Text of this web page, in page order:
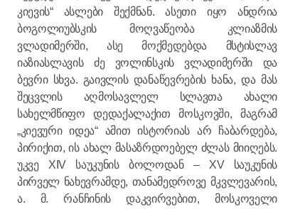
კიევის“ ასლები შექმნან. ასეთი იყო ანდრია
ბოგოლიუბსკის მოღვაწეობა კლიაზმის
ვლადიმერში, ასე მოქმედებდა მსტისლავ
იაზიასლავის ძე ვოლინსკის ვლადიმერში და
ბევრი სხვა. გაივლის დანაწევრების ხანა, და მას
შეცვლის აღმოსავლელ სლავთა ახალი
სახელმწიფო დედაქალაქით მოსკოვში, მაგრამ
„კიევური იდეა“ ამით ისტორიას არ ჩაბარდება,
პირიქით, ის ახალ მასაზრდოებელ ძლას მიიღებს.
უკვე XIV საუკუნის ბოლოდან – XV საუკუნის
პირველ ნახევრამდე, თანამედროვე მკვლევარის,
ა. მ. რანჩინის დაკვირვებით, მოსკოველი